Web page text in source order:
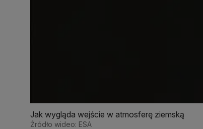
Jak wygląda wejście w atmosferę ziemską
Źródło wideo: ESA